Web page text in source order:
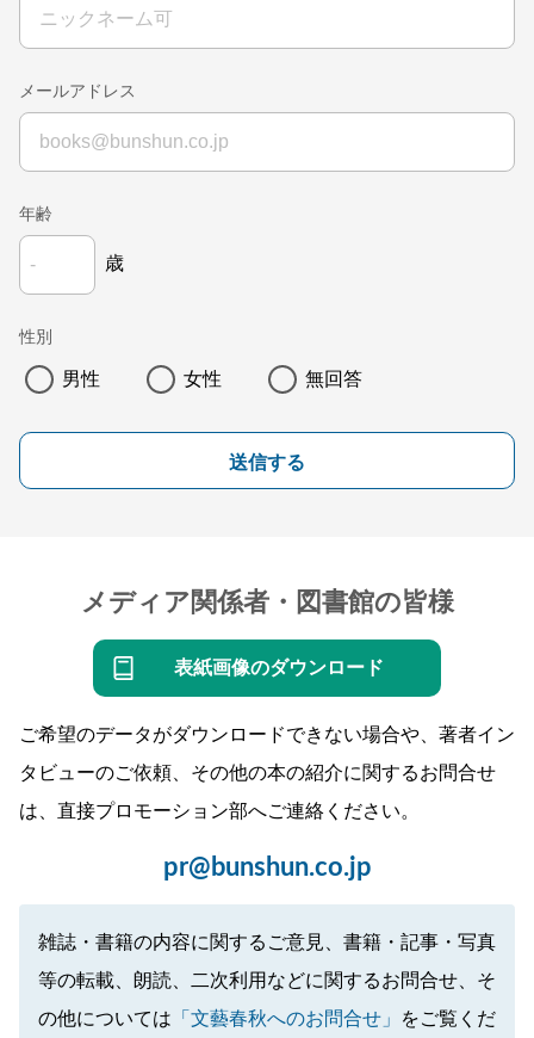
メールアドレス
年齢
歳
性別
男性 女性 無回答
送信する
メディア関係者・図書館の皆様
表紙画像のダウンロード
ご希望のデータがダウンロードできない場合や、著者イン
タビューのご依頼、その他の本の紹介に関するお問合せ
は、直接プロモーション部へご連絡ください。
pr@bunshun.co.jp
雑誌・書籍の内容に関するご意見、書籍・記事・写真
等の転載、朗読、二次利用などに関するお問合せ、そ
の他については 「文藝春秋へのお問合せ」 をご覧くだ